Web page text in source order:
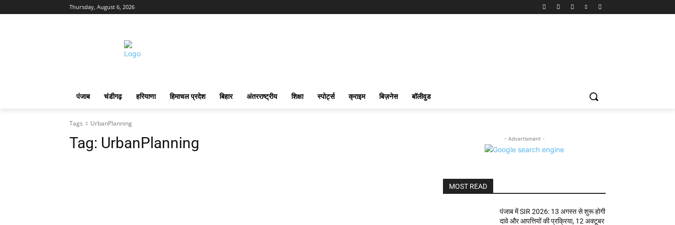
Thursday, August 6, 2026
पंजाब चंडीगढ़ हरियाणा हिमाचल प्रदेश बिहार अंतरराष्ट्रीय शिक्षा स्पोर्ट्स क्राइम बिज़नेस बॉलीवुड
Tags UrbanPlanning
Tag: UrbanPlanning - Advertisment -
MOST READ
पंजाब में SIR 2026: 13 अगस्त से शुरू होगी
दावे और आपत्तियों की प्रक्रिया, 12 अक्टूबर